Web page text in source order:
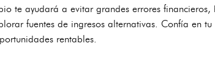
te ayudará a evitar grandes errores
fuentes de ingresos alternativas. Confía en
rentables.